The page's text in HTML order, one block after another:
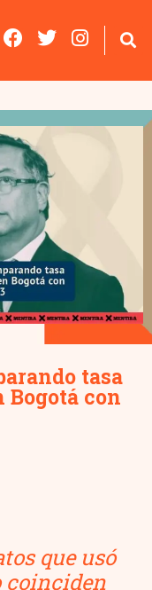
tasa
con
que usó
coinciden